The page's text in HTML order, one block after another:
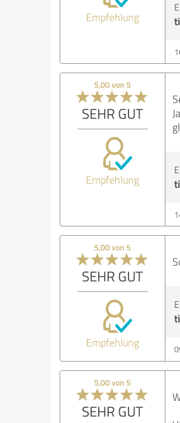
Empfehlung
5,00 von 5
SEHR GUT
Empfehlung
5,00 von 5
SEHR GUT
Empfehlung
5,00 von 5
SEHR GUT